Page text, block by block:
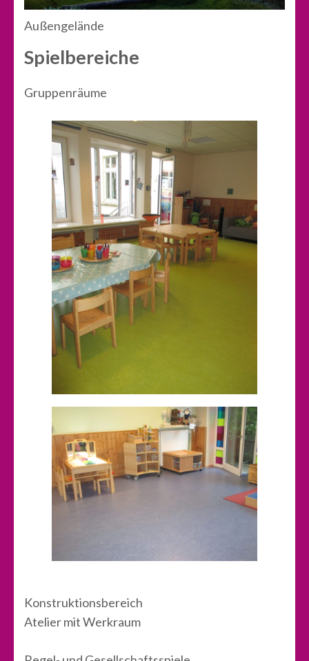
Außengelände
Spielbereiche
Gruppenräume
Konstruktionsbereich
Atelier mit Werkraum